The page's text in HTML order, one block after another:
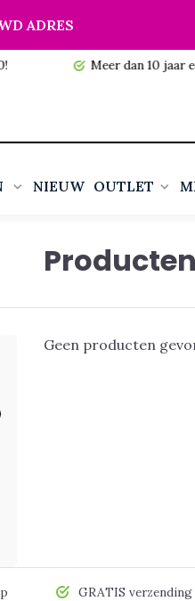
ADRES
Meer dan 10 jaar
NIEUW OUTLET
Geen producten
GRATIS